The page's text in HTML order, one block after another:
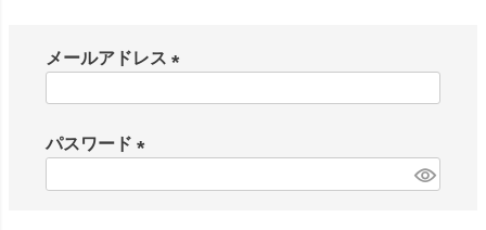
メールアドレス
パスワード